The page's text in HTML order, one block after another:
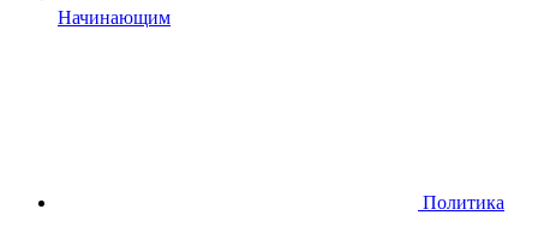
Начинающим
Политика